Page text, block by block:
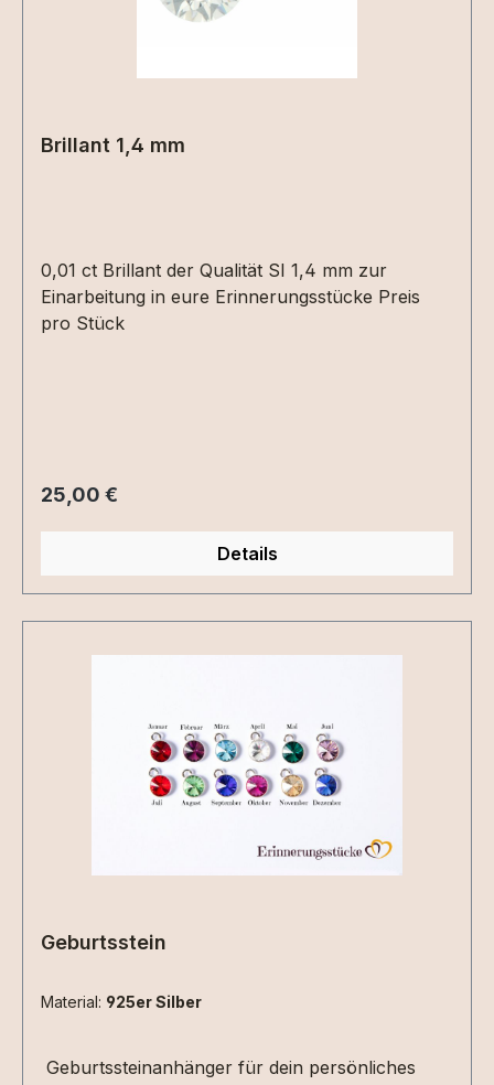
Materialien bei uns haben. 2 kleine Herzen
nicht umsetzbar.
Brillant 1,4 mm
0,01 ct Brillant der Qualität SI 1,4 mm zur
Einarbeitung in eure Erinnerungsstücke Preis
pro Stück
Regulärer Preis:
25,00 €
Details
Geburtsstein
Material: 925er Silber
Geburtssteinanhänger für dein persönliches